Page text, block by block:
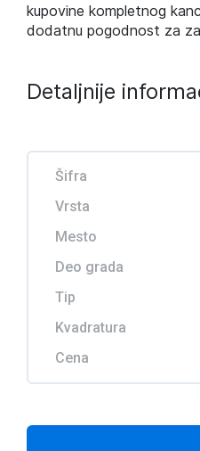
kupovine kompletnog
dodatnu pogodnost za
Detaljnije
Šifra
Vrsta
Mesto
Deo grada
Tip
Kvadratura
Cena